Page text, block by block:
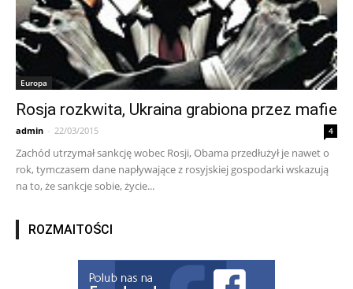
Europa
Rosja rozkwita, Ukraina grabiona przez mafie
admin - 22/03/2015 4
Zachód utrzymał sankcję wobec Rosji, Obama przedłużył je nawet o
rok, tymczasem dane napływające z rosyjskiej gospodarki wskazują
na to, że sankcje sobie, życie...
ROZMAITOŚCI